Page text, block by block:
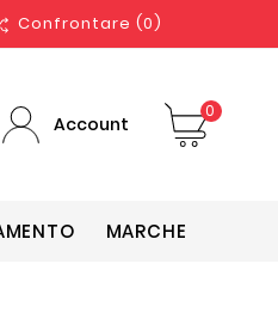
Confrontare (0)
Account
0
MARCHE